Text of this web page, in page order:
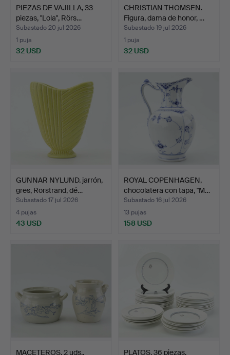
PIEZAS DE VAJILLA, 33
piezas, "Lola", Rörs…
Subastado 20 jul 2026
1 puja
32 USD
CHRISTIAN THOMSEN.
Figura, dama de honor, …
Subastado 19 jul 2026
1 puja
32 USD
GUNNAR NYLUND. jarrón,
gres, Rörstrand, dé…
Subastado 17 jul 2026
4 pujas
43 USD
ROYAL COPENHAGEN,
chocolatera con tapa, "M…
Subastado 16 jul 2026
13 pujas
158 USD
MACETEROS, 2 uds.,
PLATOS, 36 piezas,